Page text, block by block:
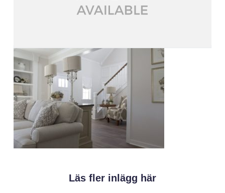
Läs fler inlägg här